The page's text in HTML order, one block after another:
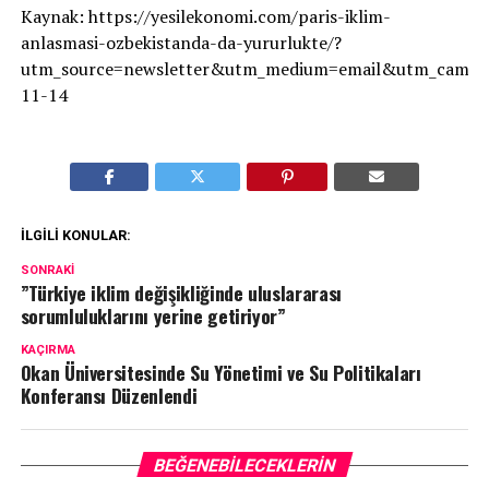
Kaynak: https://yesilekonomi.com/paris-iklim-
anlasmasi-ozbekistanda-da-yururlukte/?
11-14
İLGILI KONULAR:
SONRAKI
”Türkiye iklim değişikliğinde uluslararası
sorumluluklarını yerine getiriyor”
KAÇIRMA
Okan Üniversitesinde Su Yönetimi ve Su Politikaları
Konferansı Düzenlendi
BEĞENEBILECEKLERIN